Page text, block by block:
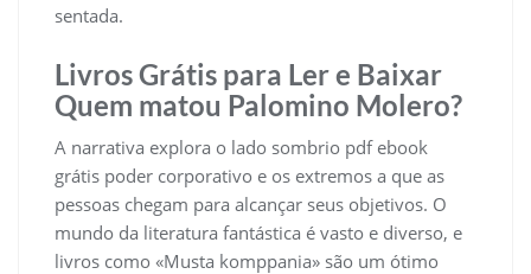
sentada.
Livros Grátis para Ler e Baixar
Quem matou Palomino Molero?
A narrativa explora o lado sombrio pdf ebook
grátis poder corporativo e os extremos a que as
pessoas chegam para alcançar seus objetivos. O
mundo da literatura fantástica é vasto e diverso, e
livros como «Musta komppania» são um ótimo